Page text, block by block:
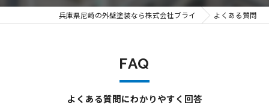
兵庫県尼崎の外壁塗装なら株式会社ブライ よくある質問
よくある質問にわかりやすく回答
FAQ